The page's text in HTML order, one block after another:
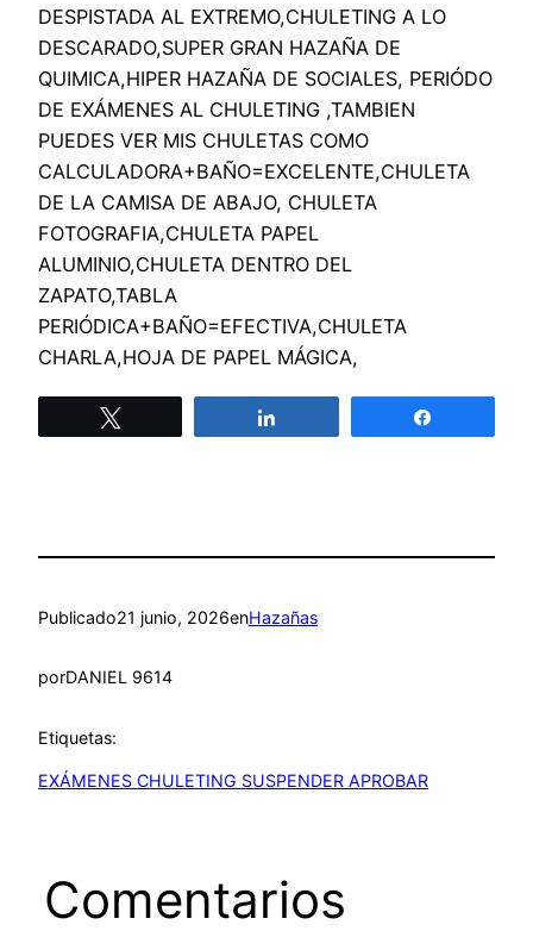
DESPISTADA AL EXTREMO,CHULETING A LO
DESCARADO,SUPER GRAN HAZAÑA DE
QUIMICA,HIPER HAZAÑA DE SOCIALES, PERIÓDO
DE EXÁMENES AL CHULETING ,TAMBIEN
PUEDES VER MIS CHULETAS COMO
CALCULADORA+BAÑO=EXCELENTE,CHULETA
DE LA CAMISA DE ABAJO, CHULETA
FOTOGRAFIA,CHULETA PAPEL
ALUMINIO,CHULETA DENTRO DEL
ZAPATO,TABLA
PERIÓDICA+BAÑO=EFECTIVA,CHULETA
CHARLA,HOJA DE PAPEL MÁGICA,
Publicado21 junio, 2026enHazañas
porDANIEL 9614
Etiquetas:
EXÁMENES CHULETING SUSPENDER APROBAR
Comentarios